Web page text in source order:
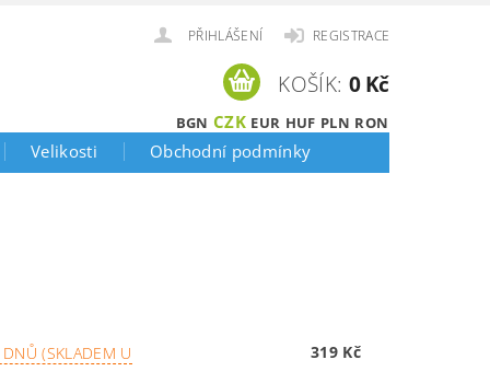
PŘIHLÁŠENÍ REGISTRACE
BGN CZK EUR HUF PLN RON
KOŠÍK: 0 Kč
Velikosti Obchodní podmínky
(SKLADEM U 319 Kč